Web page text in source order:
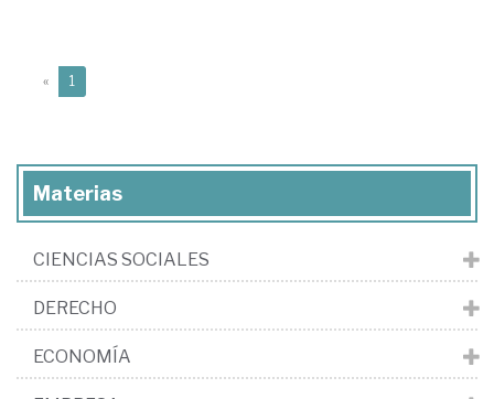
« 1
Materias
CIENCIAS SOCIALES
DERECHO
ECONOMÍA